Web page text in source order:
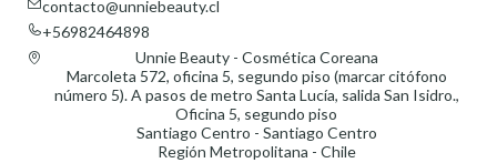
contacto@unniebeauty.cl
+56982464898
Unnie Beauty - Cosmética Coreana
Marcoleta 572, oficina 5, segundo piso (marcar citófono
número 5). A pasos de metro Santa Lucía, salida San Isidro.,
Oficina 5, segundo piso
Santiago Centro - Santiago Centro
Región Metropolitana - Chile